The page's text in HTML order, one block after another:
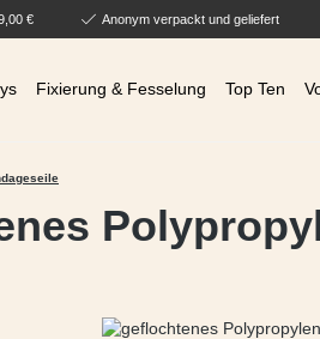
€ Anonym verpackt und geliefert
Fixierung & Fesselung Top Ten